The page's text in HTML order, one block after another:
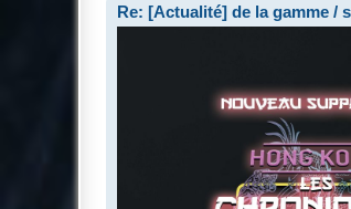
Re: [Actualité] de la gamme /